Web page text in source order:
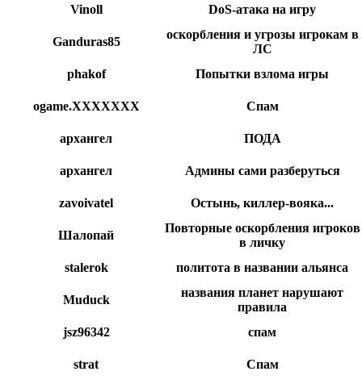
Vinoll DoS-атака на игру
Ganduras85
оскорбления и угрозы игрокам в
ЛС
phakof
Попытки взлома игры
ogame.XXXXXXX Спам
архангел ПОДА
архангел Админы сами разберуться
zavoivatel Остынь, киллер-вояка...
Шалопай
Повторные оскорбления игроков
в личку
stalerok
политота в названии альянса
Muduck
названия планет нарушают
правила
jsz96342
спам
strat Спам